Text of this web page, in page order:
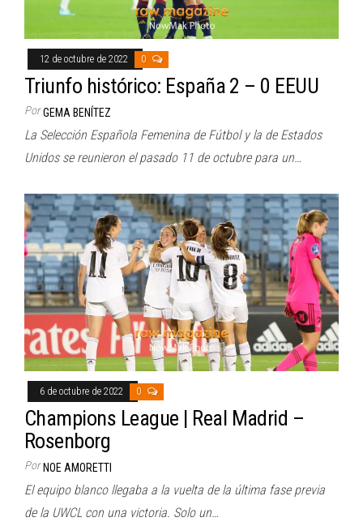
12 de octubre de 2022 0
Triunfo histórico: España 2 – 0 EEUU
Por GEMA BENÍTEZ
La Selección Española Femenina de Fútbol y la de Estados
Unidos se reunieron el pasado 11 de octubre para un…
6 de octubre de 2022 0
Champions League | Real Madrid –
Rosenborg
Por NOE AMORETTI
El equipo blanco llegaba a la vuelta de la última fase previa
de la UWCL con una victoria. Solo un…